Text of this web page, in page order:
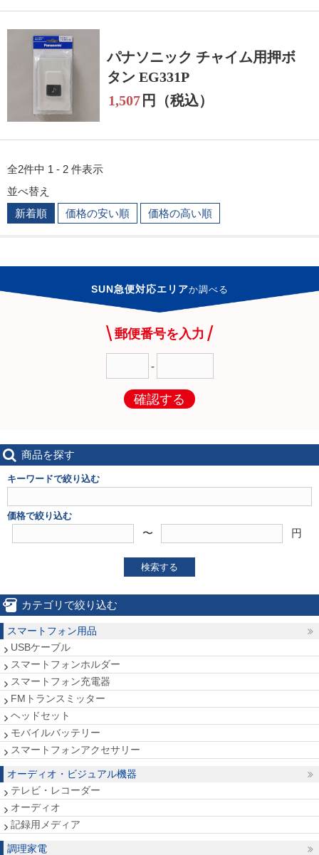
パナソニック チャイム用押ボ
タン EG331P
1,507 円（税込）
全2件中 1 - 2 件表示
並べ替え
新着順
価格の安い順 価格の高い順
SUN急便対応エリアか調べる
郵便番号を入力
-
確認する
商品を探す
キーワードで絞り込む
価格で絞り込む
〜 円
検索する
カテゴリで絞り込む
スマートフォン用品
USBケーブル
スマートフォンホルダー
スマートフォン充電器
FMトランスミッター
ヘッドセット
モバイルバッテリー
スマートフォンアクセサリー
オーディオ・ビジュアル機器
テレビ・レコーダー
オーディオ
記録用メディア
調理家電